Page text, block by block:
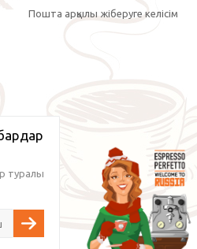
Пошта арқылы жіберуге келісім
туралы